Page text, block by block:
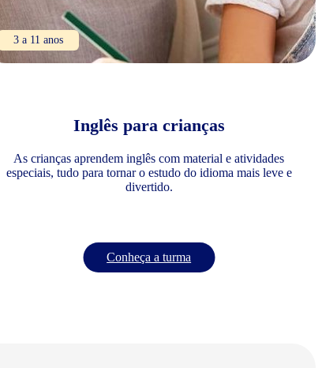
3 a 11 anos
Inglês para crianças
As crianças aprendem inglês com material e atividades
especiais, tudo para tornar o estudo do idioma mais leve e
divertido.
Conheça a turma